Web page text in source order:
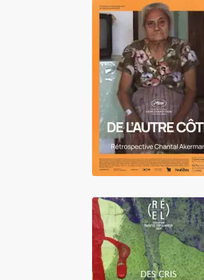
De l'autre côté